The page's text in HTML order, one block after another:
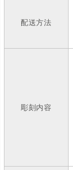
配送方法
彫刻内容